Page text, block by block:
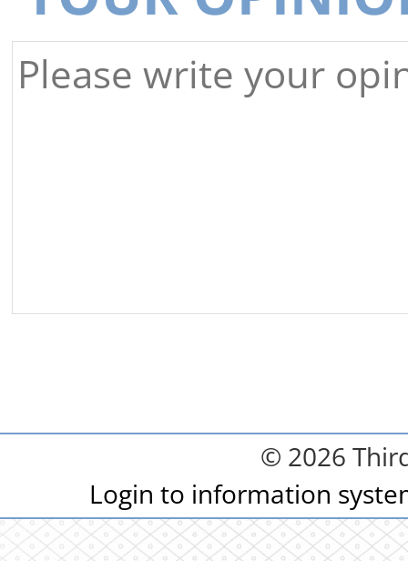
© 2026
Login to information